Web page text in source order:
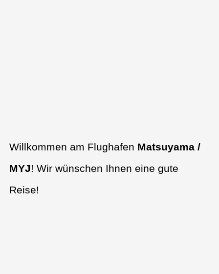
Willkommen am Flughafen Matsuyama /
MYJ! Wir wünschen Ihnen eine gute
Reise!